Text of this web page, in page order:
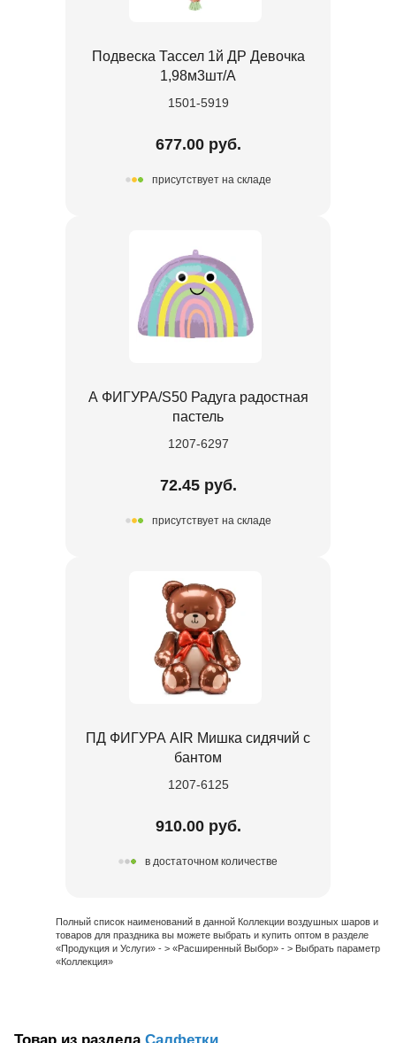
Подвеска Тассел 1й ДР Девочка
1,98м3шт/А
1501-5919
677.00 руб.
присутствует на складе
А ФИГУРА/S50 Радуга радостная
пастель
1207-6297
72.45 руб.
присутствует на складе
ПД ФИГУРА AIR Мишка сидячий с
бантом
1207-6125
910.00 руб.
в достаточном количестве
Полный список наименований в данной Коллекции воздушных шаров и
товаров для праздника вы можете выбрать и купить оптом в разделе
«Продукция и Услуги» - > «Расширенный Выбор» - > Выбрать параметр
«Коллекция»